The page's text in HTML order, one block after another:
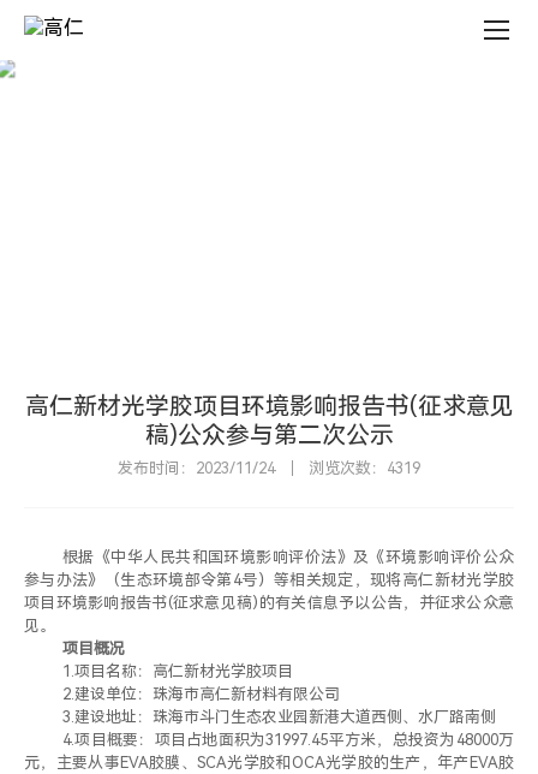
中
心
高仁新材光学胶项目环境影响报告书(征求意见
稿)公众参与第二次公示
发布时间：2023/11/24 浏览次数：4319
根据《中华人民共和国环境影响评价法》及《环境影响评价公众
参与办法》（生态环境部令第4号）等相关规定，现将高仁新材光学胶
项目环境影响报告书(征求意见稿) 的有关信息予以公告，并征求公众意
见。
项目概况
1.项目名称：高仁新材光学胶项目
2.建设单位：珠海市高仁新材料有限公司
3.建设地址：珠海市斗门生态农业园新港大道西侧、水厂路南侧
4.项目概要 ： 项目占地面积为31997.45平方米，总投资为 48000万
元，主要从事 EVA胶膜、SCA光学胶和 OCA光学胶的生产，年产 EVA胶